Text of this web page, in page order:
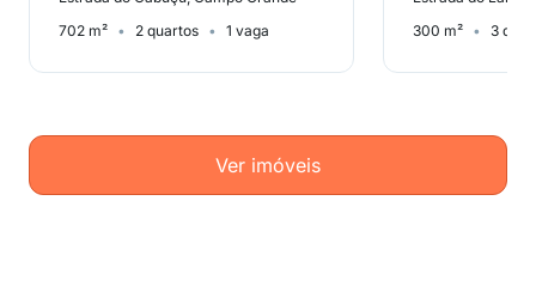
702 m²
2 quartos 1 vaga 300 m² 3
Ver imóveis